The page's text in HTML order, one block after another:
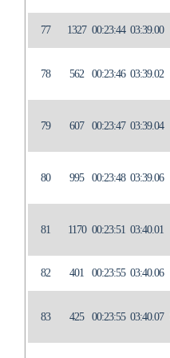
77 1327 00:23:44 03:39.00
78 562 00:23:46 03:39.02
79 607 00:23:47 03:39.04
80 995 00:23:48 03:39.06
81 1170 00:23:51 03:40.01
82 401 00:23:55 03:40.06
83 425 00:23:55 03:40.07